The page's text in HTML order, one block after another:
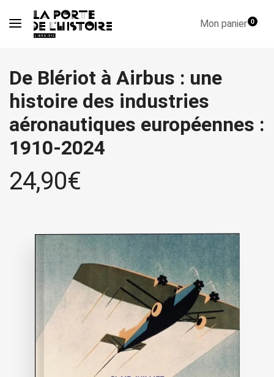
Mon panier0
De Blériot à Airbus : une
histoire des industries
aéronautiques européennes :
1910-2024
24,90€